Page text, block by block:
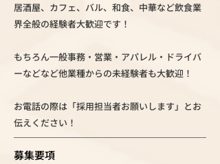
居酒屋、カフェ、バル、和食、中華など飲食業
界全般の経験者大歓迎です！
もちろん一般事務・営業・アパレル・ドライバ
ーなどなど他業種からの未経験者も大歓迎！
お電話の際は「採用担当者お願いします」とお
伝えください！
募集要項